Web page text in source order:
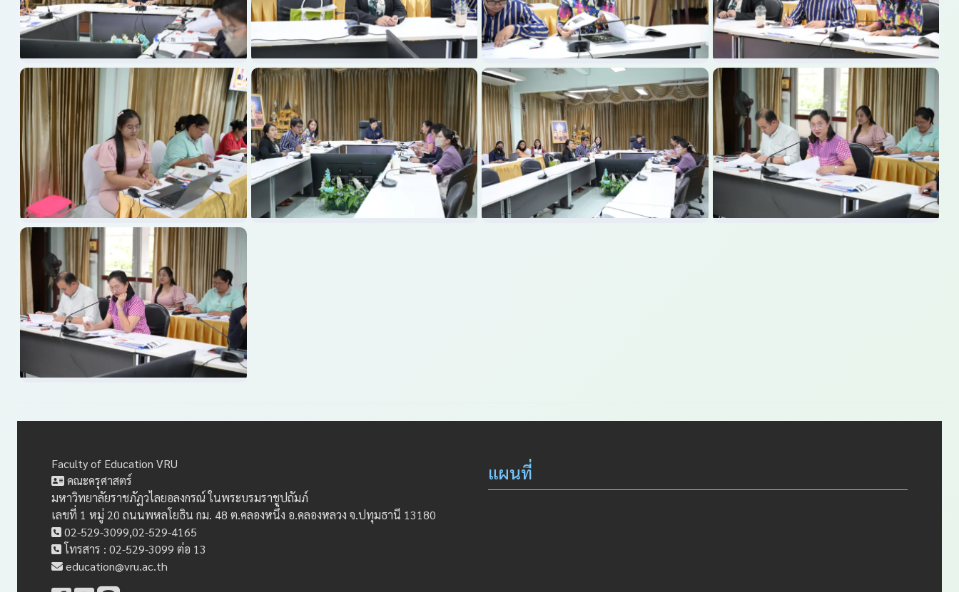
Faculty of Education VRU
คณะครุศาสตร์
มหาวิทยาลัยราชภัฏวไลยอลงกรณ์ ในพระบรมราชูปถัมภ์
เลขที่ 1 หมู่ 20 ถนนพหลโยธิน กม. 48 ต.คลองหนึ่ง อ.คลองหลวง จ.ปทุมธานี 13180
02-529-3099,02-529-4165
โทรสาร : 02-529-3099 ต่อ 13
education@vru.ac.th
แผนที่